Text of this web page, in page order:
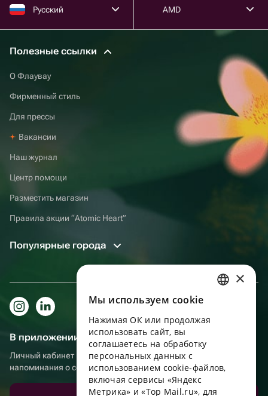
Русский AMD
Полезные ссылки
О Флаувау
Фирменный стиль
Для прессы
Вакансии
Наш журнал
Центр помощи
Разместить магазин
Правила акции “Atomic Heart”
Популярные города
В приложении еще удобнее!
Личный кабинет получателя, больше бонусов за покупки и
напоминания о событиях
ENGLISH
UKRAINIAN
PORTUGUESE
×
Мы используем сookie
Нажимая ОК или продолжая
использовать сайт, вы
соглашаетесь на обработку
персональных данных с
использованием cookie-файлов,
включая сервисы «Яндекс
Метрика» и «Top Mail.ru», для